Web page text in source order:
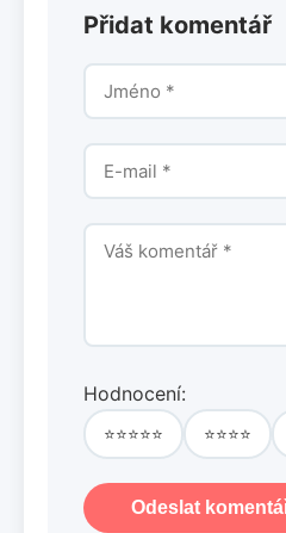
Přidat komentář
Hodnocení:
⭐⭐⭐⭐⭐ ⭐⭐⭐⭐
Odeslat